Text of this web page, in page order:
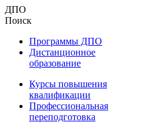
ДПО
Поиск
Программы ДПО
Дистанционное
образование
Курсы повышения
квалификации
Профессиональная
переподготовка